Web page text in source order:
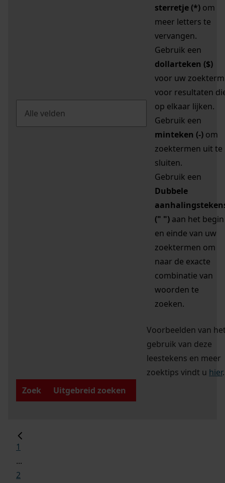
sterretje (*) om
meer letters te
vervangen.
Gebruik een
dollarteken ($)
voor uw zoekterm
voor resultaten
op elkaar lijken.
Gebruik een
minteken (-) om
zoektermen uit te
sluiten.
Gebruik een
Dubbele
(" ") aan het begin
en einde van uw
zoektermen om
naar de exacte
combinatie van
woorden te
zoeken.
Voorbeelden van
gebruik van deze
leestekens en meer
zoektips vindt u hier.
Zoek
Uitgebreid zoeken
1
...
2